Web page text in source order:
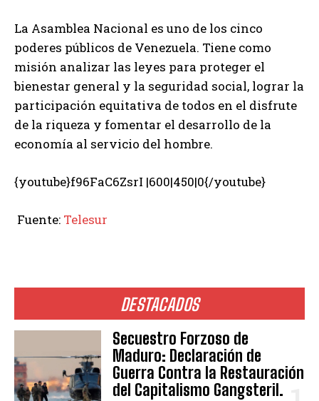
DESTACADOS
Secuestro Forzoso de
Maduro: Declaración de
Guerra Contra la Restauración
del Capitalismo Gangsteril.
La Asamblea Nacional es uno de los cinco
poderes públicos de Venezuela. Tiene como
misión analizar las leyes para proteger el
bienestar general y la seguridad social, lograr la
participación equitativa de todos en el disfrute
de la riqueza y fomentar el desarrollo de la
economía al servicio del hombre.
{youtube}f96FaC6ZsrI |600|450|0{/youtube}
Fuente: Telesur